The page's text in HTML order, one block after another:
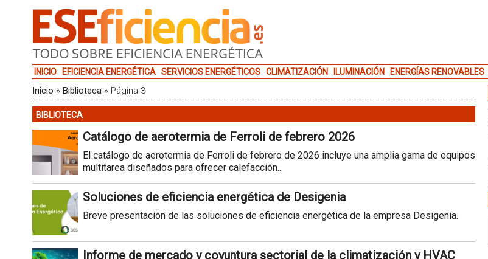
INICIO EFICIENCIA ENERGÉTICA SERVICIOS ENERGÉTICOS CLIMATIZACIÓN ILUMINACIÓN ENERGÍAS RENOVABLES
Inicio » Biblioteca» Página 3
BIBLIOTECA
Catálogo de aerotermia de Ferroli de febrero 2026
El catálogo de aerotermia de Ferroli de febrero de 2026 incluye una amplia gama de equipos
multitarea diseñados para ofrecer calefacción...
Soluciones de eficiencia energética de Desigenia
Breve presentación de las soluciones de eficiencia energética de la empresa Desigenia.
Informe de mercado y coyuntura sectorial de la climatización y HVAC